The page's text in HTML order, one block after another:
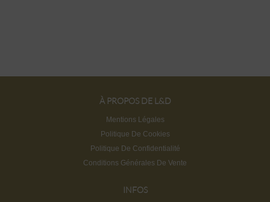
À PROPOS DE L&D
Mentions Légales
Politique De Cookies
Politique De Confidentialité
Conditions Générales De Vente
INFOS